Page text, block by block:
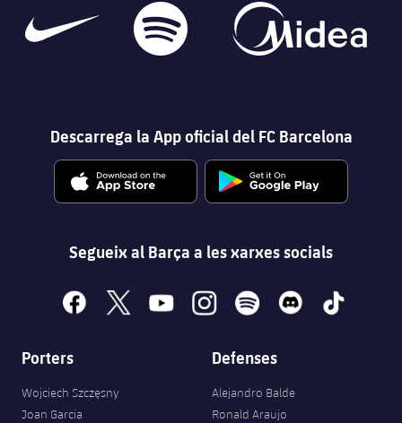
Descarrega la App oficial del FC Barcelona
Segueix al Barça a les xarxes socials
facebook
x youtubeinstagramspotify discord tiktok
Porters
Wojciech Szczęsny
Joan Garcia
Defenses
Alejandro Balde
Ronald Araujo